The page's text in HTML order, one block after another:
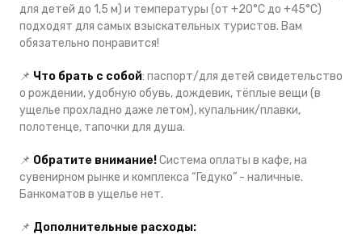
для детей до 1,5 м) и температуры (от +20°С до +45°С)
подходят для самых взыскательных туристов. Вам
обязательно понравится!
📌 Что брать с собой: паспорт/для детей свидетельство
о рождении, удобную обувь, дождевик, тёплые вещи (в
ущелье прохладно даже летом), купальник/плавки,
полотенце, тапочки для душа.
📌 Обратите внимание!Система оплаты в кафе, на
сувенирном рынке и комплекса “Гедуко” - наличные.
Банкоматов в ущелье нет.
📌 Дополнительные расходы: